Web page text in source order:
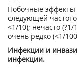
Побочные эффекты
следующей
<1/10); нечасто (?1/
очень редко (<1/
Инфекции и
инфекции.